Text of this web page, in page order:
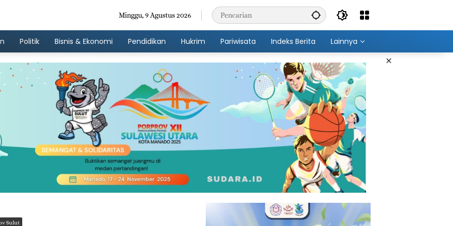
Minggu, 9 Agustus 2026
Politik Bisnis & Ekonomi Pendidikan Hukrim Pariwisata Indeks Berita Lainnya
×
Sulut